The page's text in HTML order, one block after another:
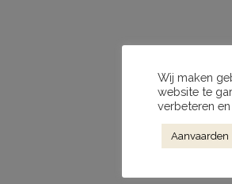
Wij maken
website te
verbeteren
Aanvaarden